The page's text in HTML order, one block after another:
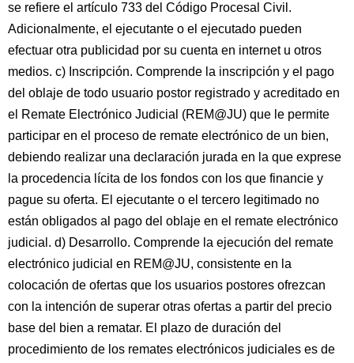
se refiere el artículo 733 del Código Procesal Civil.
Adicionalmente, el ejecutante o el ejecutado pueden
efectuar otra publicidad por su cuenta en internet u otros
medios. c) Inscripción. Comprende la inscripción y el pago
del oblaje de todo usuario postor registrado y acreditado en
el Remate Electrónico Judicial (REM@JU) que le permite
participar en el proceso de remate electrónico de un bien,
debiendo realizar una declaración jurada en la que exprese
la procedencia lícita de los fondos con los que financie y
pague su oferta. El ejecutante o el tercero legitimado no
están obligados al pago del oblaje en el remate electrónico
judicial. d) Desarrollo. Comprende la ejecución del remate
electrónico judicial en REM@JU, consistente en la
colocación de ofertas que los usuarios postores ofrezcan
con la intención de superar otras ofertas a partir del precio
base del bien a rematar. El plazo de duración del
procedimiento de los remates electrónicos judiciales es de